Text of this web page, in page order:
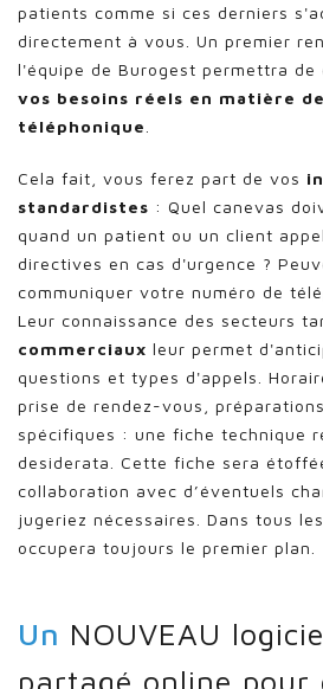
patients comme si ces derniers
directement à vous. Un premier
l'équipe de Burogest permettra
vos besoins réels en matière
téléphonique
Cela fait, vous ferez part de vos
standardistes : Quel canevas
quand un patient ou un client
directives en cas d'urgence ?
communiquer votre numéro de
Leur connaissance des secteurs
commerciaux leur permet
questions et types d'appels.
prise de rendez-vous,
spécifiques : une fiche technique
desiderata. Cette fiche sera
collaboration avec d’éventuels
jugeriez nécessaires. Dans tous
occupera toujours le premier plan.
Un NOUVEAU
partagé online pour